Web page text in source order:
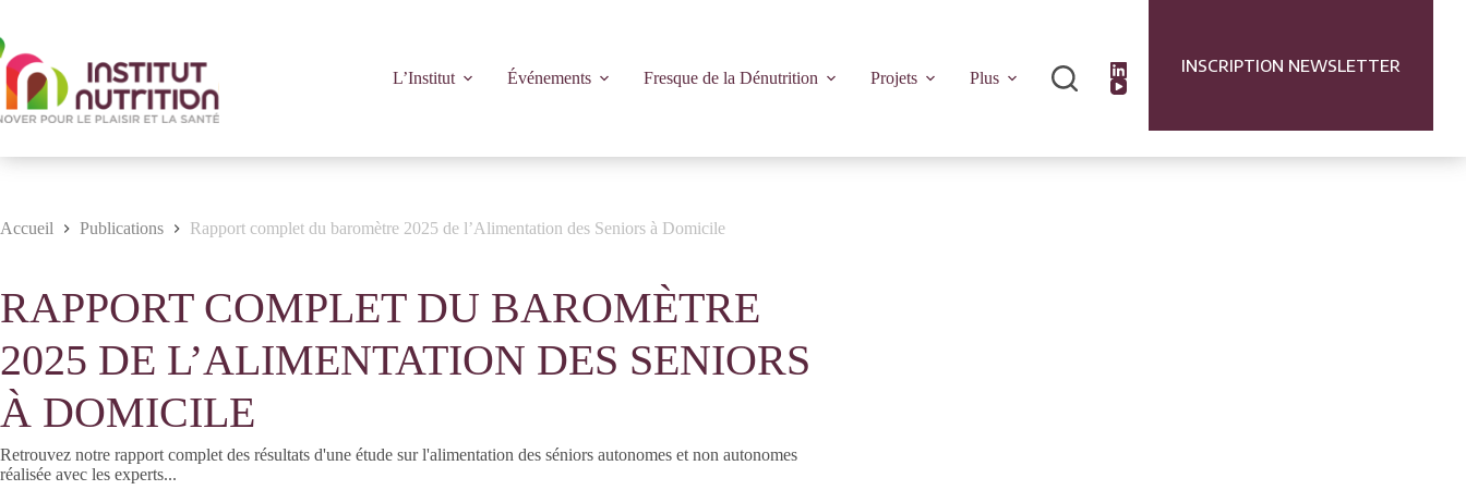
contenu
L’Institut
Événements Fresque de la Dénutrition Projets Plus
INSCRIPTION NEWSLETTER
Accueil Publications Rapport complet du baromètre 2025 de l’Alimentation des Seniors à Domicile
RAPPORT COMPLET DU BAROMÈTRE
2025 DE L’ALIMENTATION DES SENIORS
À DOMICILE
Retrouvez notre rapport complet des résultats d'une étude sur l'alimentation des séniors autonomes et non autonomes
réalisée avec les experts...